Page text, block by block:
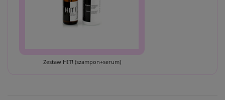
Zestaw HIT! (szampon+serum)